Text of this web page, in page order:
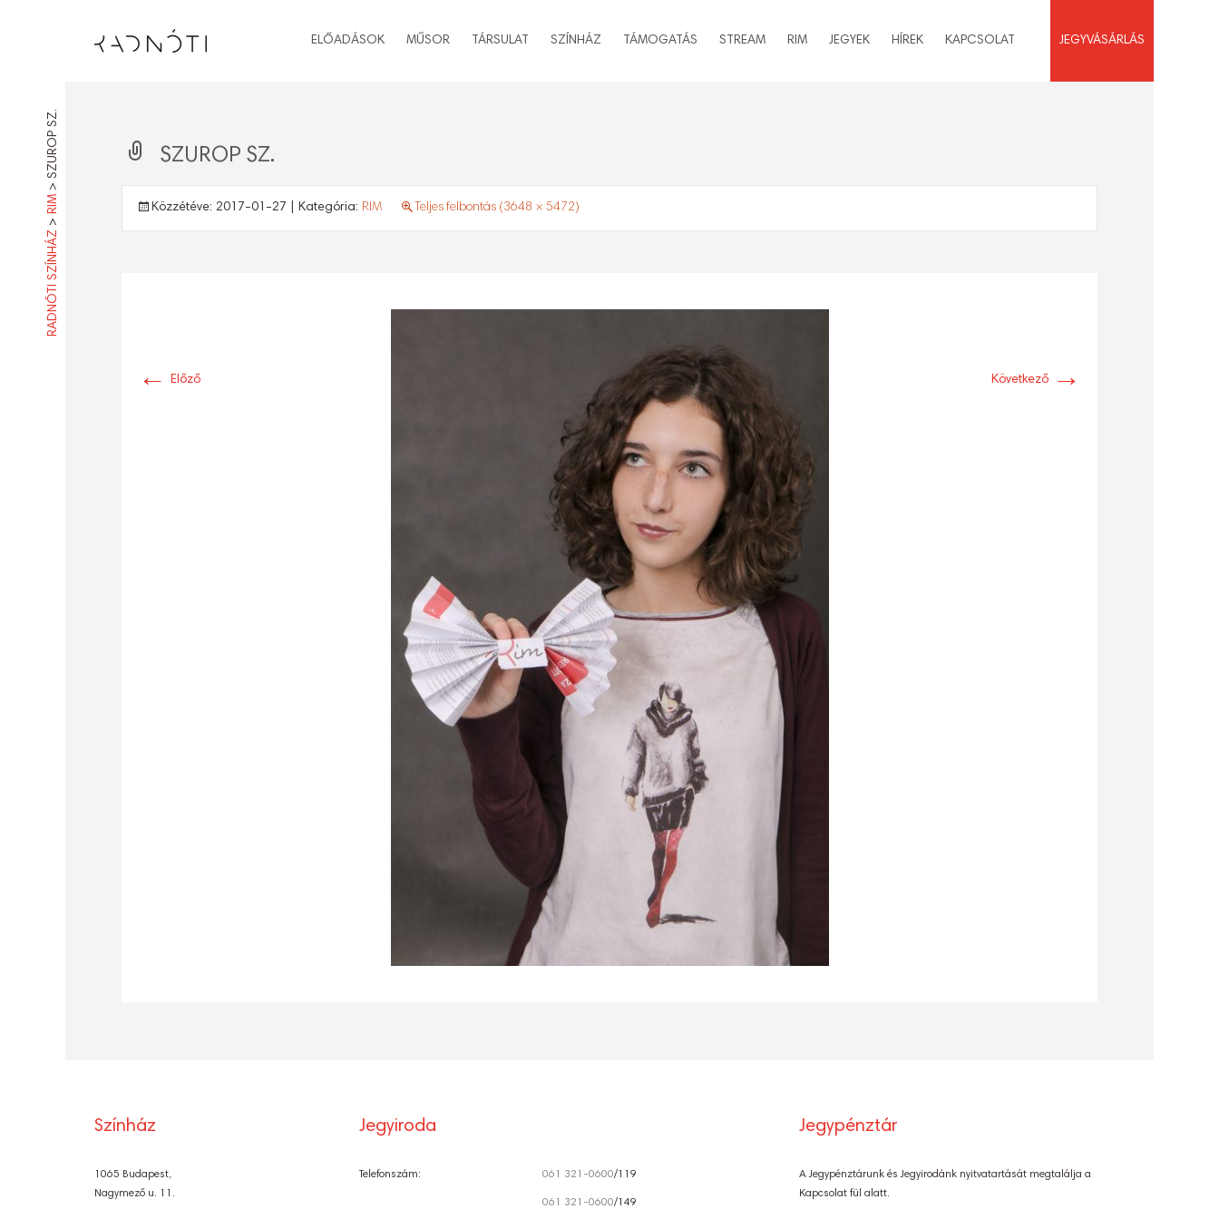
ELŐADÁSOK MŰSOR TÁRSULAT SZÍNHÁZ TÁMOGATÁS STREAM RIM JEGYEK HÍREK KAPCSOLAT JEGYVÁSÁRLÁS
RADNÓTI SZÍNHÁZ
>
RIM
>
SZUROP SZ. SZUROP SZ.
Közzétéve: 2017-01-27 | Kategória: RIM Teljes felbontás (3648 × 5472)
← Előző Következő →
Színház
1065 Budapest,
Nagymező u. 11.
Jegyiroda
Telefonszám: 061 321-0600/119
061 321-0600/149
Jegypénztár
A Jegypénztárunk és Jegyirodánk nyitvatartását megtalálja a
Kapcsolat fül alatt.